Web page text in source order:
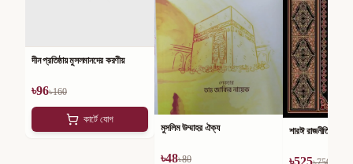
দীন প্রতিষ্ঠায় মুসলমানদের করণীয়
৳96৳160
কার্টে যোগ
মুসলিম উম্মাহর ঐক্য
৳48৳80
শারঈ রাজনীতি